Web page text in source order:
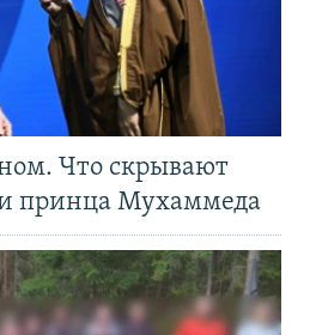
Что скрывают
принца Мухаммеда